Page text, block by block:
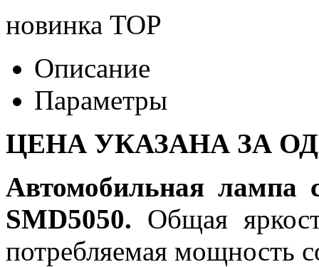
новинка TOP
Описание
Параметры
ЦЕНА УКАЗАНА ЗА
Автомобильная лампа
SMD5050. Общая
потребляемая мощность